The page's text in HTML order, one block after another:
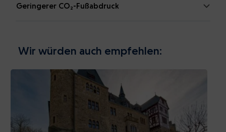
Geringerer CO₂-Fußabdruck
Wir würden auch empfehlen: